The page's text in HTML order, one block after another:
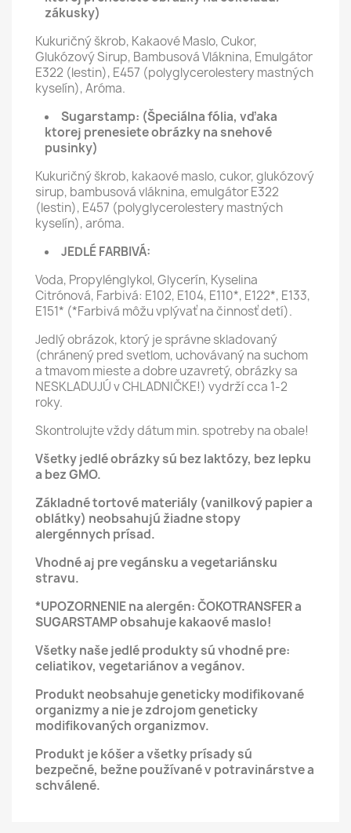
zákusky)
Kukuričný škrob, Kakaové Maslo, Cukor,
Glukózový Sirup, Bambusová Vláknina, Emulgátor
E322 (lestin), E457 (polyglycerolestery mastných
kyselín), Aróma.
Sugarstamp: (Špeciálna fólia, vďaka
ktorej prenesiete obrázky na snehové
pusinky)
Kukuričný škrob, kakaové maslo, cukor, glukózový
sirup, bambusová vláknina, emulgátor E322
(lestin), E457 (polyglycerolestery mastných
kyselín), aróma.
JEDLÉ FARBIVÁ:
Voda, Propylénglykol, Glycerín, Kyselina
Citrónová, Farbivá: E102, E104, E110*, E122*, E133,
E151* (*Farbivá môžu vplývať na činnosť detí).
Jedlý obrázok, ktorý je správne skladovaný
(chránený pred svetlom, uchovávaný na suchom
a tmavom mieste a dobre uzavretý, obrázky sa
NESKLADUJÚ v CHLADNIČKE!) vydrží cca 1-2
roky.
Skontrolujte vždy dátum min. spotreby na obale!
Všetky jedlé obrázky sú bez laktózy, bez lepku
a bez GMO.
Základné tortové materiály (vanilkový papier a
oblátky) neobsahujú žiadne stopy
alergénnych prísad.
Vhodné aj pre vegánsku a vegetariánsku
stravu.
*UPOZORNENIE na alergén: ČOKOTRANSFER a
SUGARSTAMP obsahuje kakaové maslo!
Všetky naše jedlé produkty sú vhodné pre:
celiatikov, vegetariánov a vegánov.
Produkt neobsahuje geneticky modifikované
organizmy a nie je zdrojom geneticky
modifikovaných organizmov.
Produkt je kóšer a všetky prísady sú
bezpečné, bežne používané v potravinárstve a
schválené.